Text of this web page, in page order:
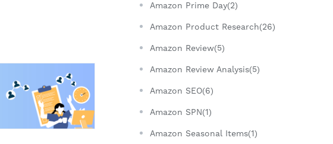
Amazon Prime Day(2)
Amazon Product Research(26)
Amazon Review(5)
Amazon Review Analysis(5)
Amazon SEO(6)
Amazon SPN(1)
Amazon Seasonal Items(1)